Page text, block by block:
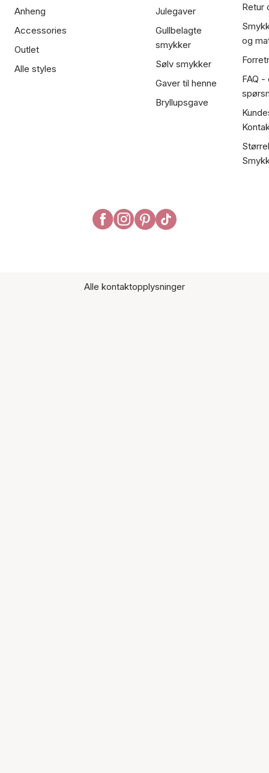
Anheng
Accessories
Outlet
Alle styles
Julegaver
Gullbelagte
smykker
Sølv smykker
Gaver til henne
Bryllupsgave
Retur
og
FAQ
Alle kontaktopplysninger